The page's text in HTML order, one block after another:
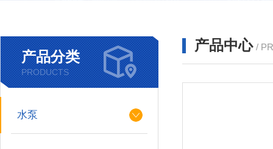
产品分类
PRODUCTS
水泵
产品中心 /